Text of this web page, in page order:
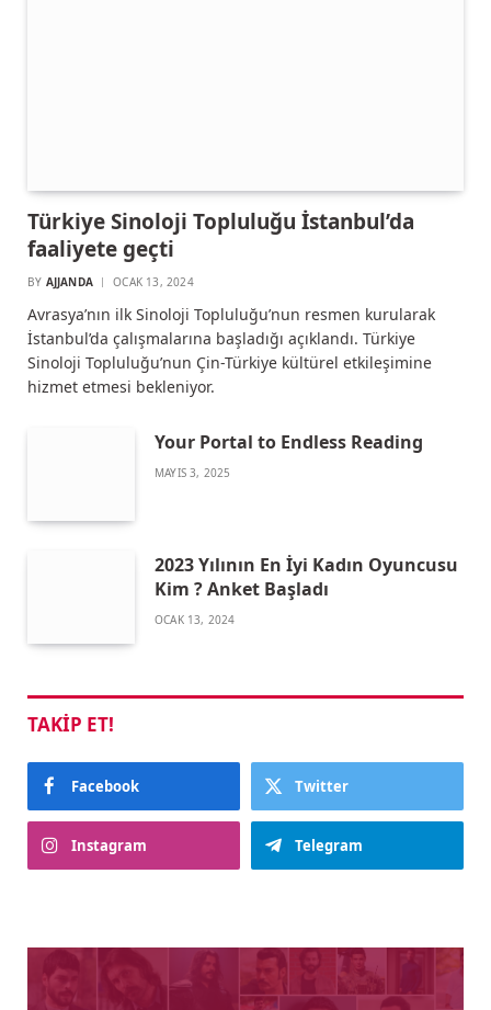
Türkiye Sinoloji Topluluğu İstanbul’da
faaliyete geçti
BY AJJANDA OCAK 13, 2024
Avrasya’nın ilk Sinoloji Topluluğu’nun resmen kurularak
İstanbul’da çalışmalarına başladığı açıklandı. Türkiye
Sinoloji Topluluğu’nun Çin-Türkiye kültürel etkileşimine
hizmet etmesi bekleniyor.
Your Portal to Endless Reading
MAYIS 3, 2025
2023 Yılının En İyi Kadın Oyuncusu
Kim ? Anket Başladı
OCAK 13, 2024
TAKIP ET!
Facebook Twitter
Instagram Telegram